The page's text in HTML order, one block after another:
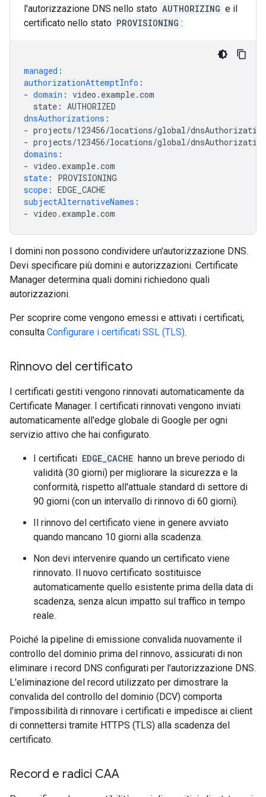
l'autorizzazione DNS nello stato AUTHORIZING e il
certificato nello stato PROVISIONING :
managed :
authorizationAttemptInfo :
- domain : video.example.com
state : AUTHORIZED
dnsAuthorizations :
- projects/123456/locations/global/
- projects/123456/locations/global/
domains :
- video.example.com
state :
PROVISIONING
scope : EDGE_CACHE
subjectAlternativeNames :
- video.example.com
I domini non possono condividere un'autorizzazione DNS.
Devi specificare più domini e autorizzazioni. Certificate
Manager determina quali domini richiedono quali
autorizzazioni.
Per scoprire come vengono emessi e attivati i certificati,
consulta Configurare i certificati SSL (TLS).
Rinnovo del certificato
I certificati gestiti vengono rinnovati automaticamente da
Certificate Manager. I certificati rinnovati vengono inviati
automaticamente all'edge globale di Google per ogni
servizio attivo che hai configurato.
I certificati EDGE_CACHE hanno un breve periodo di
validità (30 giorni) per migliorare la sicurezza e la
conformità, rispetto all'attuale standard di settore di
90 giorni (con un intervallo di rinnovo di 60 giorni).
Il rinnovo del certificato viene in genere avviato
quando mancano 10 giorni alla scadenza.
Non devi intervenire quando un certificato viene
rinnovato. Il nuovo certificato sostituisce
automaticamente quello esistente prima della data di
scadenza, senza alcun impatto sul traffico in tempo
reale.
Poiché la pipeline di emissione convalida nuovamente il
controllo del dominio prima del rinnovo, assicurati di non
eliminare i record DNS configurati per l'autorizzazione DNS.
L'eliminazione del record utilizzato per dimostrare la
convalida del controllo del dominio (DCV) comporta
l'impossibilità di rinnovare i certificati e impedisce ai client
di connettersi tramite HTTPS (TLS) alla scadenza del
certificato.
Record e radici CAA